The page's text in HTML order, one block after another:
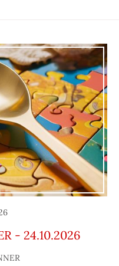
- 24.10.2026